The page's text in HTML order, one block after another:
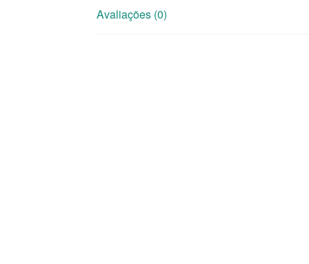
Avaliações (0)